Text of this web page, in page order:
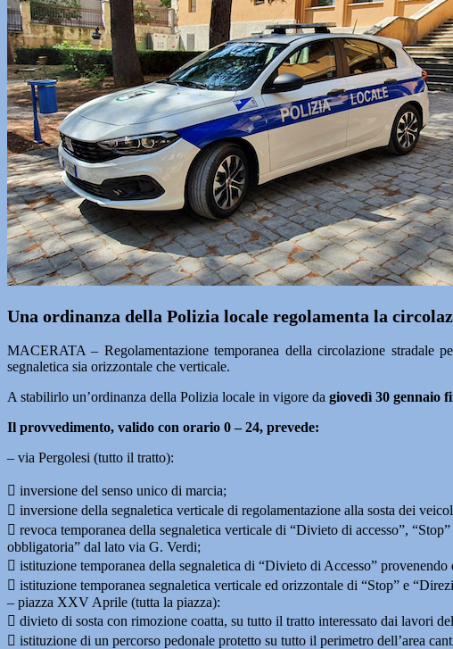
Una ordinanza della Polizia locale regolamenta la
MACERATA – Regolamentazione temporanea della circolazione
segnaletica sia orizzontale che verticale.
A stabilirlo un’ordinanza della Polizia locale in vigore da giovedì 30 gennaio
Il provvedimento, valido con orario 0 – 24, prevede:
– via Pergolesi (tutto il tratto):
 inversione del senso unico di marcia;
 inversione della segnaletica verticale di regolamentazione alla sosta dei
 revoca temporanea della segnaletica verticale di “Divieto di accesso”,
obbligatoria” dal lato via G. Verdi;
 istituzione temporanea della segnaletica di “Divieto di Accesso”
 istituzione temporanea segnaletica verticale ed orizzontale di “Stop” e
– piazza XXV Aprile (tutta la piazza):
 divieto di sosta con rimozione coatta, su tutto il tratto interessato dai lavori
 istituzione di un percorso pedonale protetto su tutto il perimetro dell’area